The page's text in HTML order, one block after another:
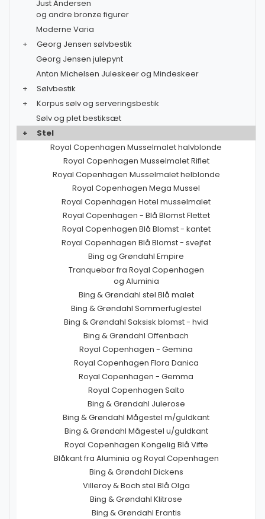
Just Andersen
og andre bronze figurer
Moderne Varia
+
Georg Jensen sølvbestik
Georg Jensen julepynt
Anton Michelsen Juleskeer og Mindeskeer
+
Sølvbestik
+
Korpus sølv og serveringsbestik
Sølv og plet bestiksæt
+
Stel
Royal Copenhagen Musselmalet halvblonde
Royal Copenhagen Musselmalet Riflet
Royal Copenhagen Musselmalet helblonde
Royal Copenhagen Mega Mussel
Royal Copenhagen Hotel musselmalet
Royal Copenhagen - Blå Blomst Flettet
Royal Copenhagen Blå Blomst - kantet
Royal Copenhagen Blå Blomst - svejfet
Bing og Grøndahl Empire
Tranquebar fra Royal Copenhagen
og Aluminia
Bing & Grøndahl stel Blå malet
Bing & Grøndahl Sommerfuglestel
Bing & Grøndahl Saksisk blomst - hvid
Bing & Grøndahl Offenbach
Royal Copenhagen - Gemina
Royal Copenhagen Flora Danica
Royal Copenhagen - Gemma
Royal Copenhagen Salto
Bing & Grøndahl Julerose
Bing & Grøndahl Mågestel m/guldkant
Bing & Grøndahl Mågestel u/guldkant
Royal Copenhagen Kongelig Blå Vifte
Blåkant fra Aluminia og Royal Copenhagen
Bing & Grøndahl Dickens
Villeroy & Boch stel Blå Olga
Bing & Grøndahl Klitrose
Bing & Grøndahl Erantis